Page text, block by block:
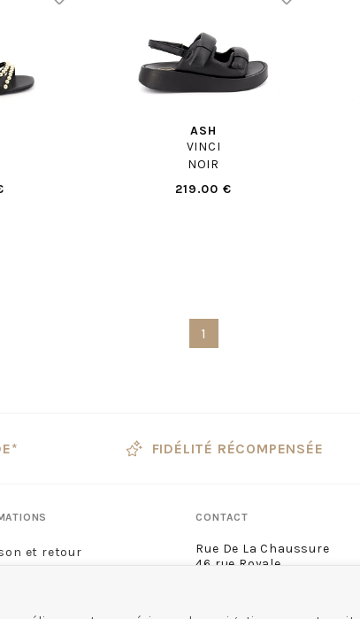
ASH
VINCI
NOIR
219.00 €
1
FIDÉLITÉ RÉCOMPENSÉE
et retour
CONTACT
Rue De La Chaussure
46 rue Royale